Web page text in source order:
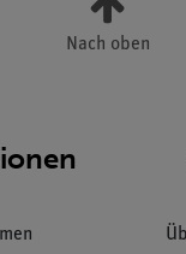
Nach oben